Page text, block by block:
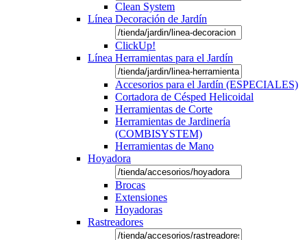
Clean System
Línea Decoración de Jardín
ClickUp!
Línea Herramientas para el Jardín
Accesorios para el Jardín (ESPECIALES)
Cortadora de Césped Helicoidal
Herramientas de Corte
Herramientas de Jardinería
(COMBISYSTEM)
Herramientas de Mano
Hoyadora
Brocas
Extensiones
Hoyadoras
Rastreadores